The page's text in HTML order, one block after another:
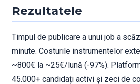
Rezultatele
Timpul de publicare a unui job a
minute. Costurile instrumentelor
~800€ la ~25€/lună (-97%).
45.000+ candidați activi și zeci de